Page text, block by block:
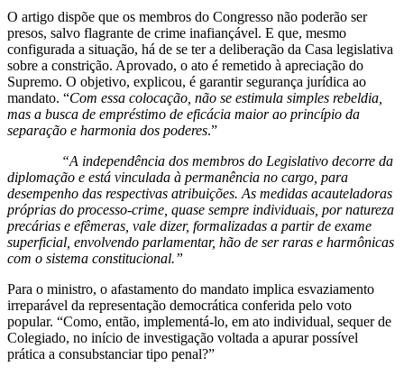
O artigo dispõe que os membros do Congresso não poderão ser
presos, salvo flagrante de crime inafiançável. E que, mesmo
configurada a situação, há de se ter a deliberação da Casa legislativa
sobre a constrição. Aprovado, o ato é remetido à apreciação do
Supremo. O objetivo, explicou, é garantir segurança jurídica ao
mandato. “Com essa colocação, não se estimula simples rebeldia,
mas a busca de empréstimo de eficácia maior ao princípio da
separação e harmonia dos poderes.”
“A independência dos membros do Legislativo decorre da
diplomação e está vinculada à permanência no cargo, para
desempenho das respectivas atribuições. As medidas acauteladoras
próprias do processo-crime, quase sempre individuais, por natureza
precárias e efêmeras, vale dizer, formalizadas a partir de exame
superficial, envolvendo parlamentar, hão de ser raras e harmônicas
com o sistema constitucional.”
Para o ministro, o afastamento do mandato implica esvaziamento
irreparável da representação democrática conferida pelo voto
popular. “Como, então, implementá-lo, em ato individual, sequer de
Colegiado, no início de investigação voltada a apurar possível
prática a consubstanciar tipo penal?”